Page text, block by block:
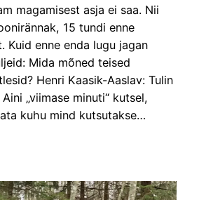
magamisest asja ei saa. Nii
15 tundi enne
Kuid enne enda lugu jagan
Mida mõned teised
Henri Kaasik-Aaslav: Tulin
„viimase minuti“ kutsel,
kuhu mind kutsutakse…